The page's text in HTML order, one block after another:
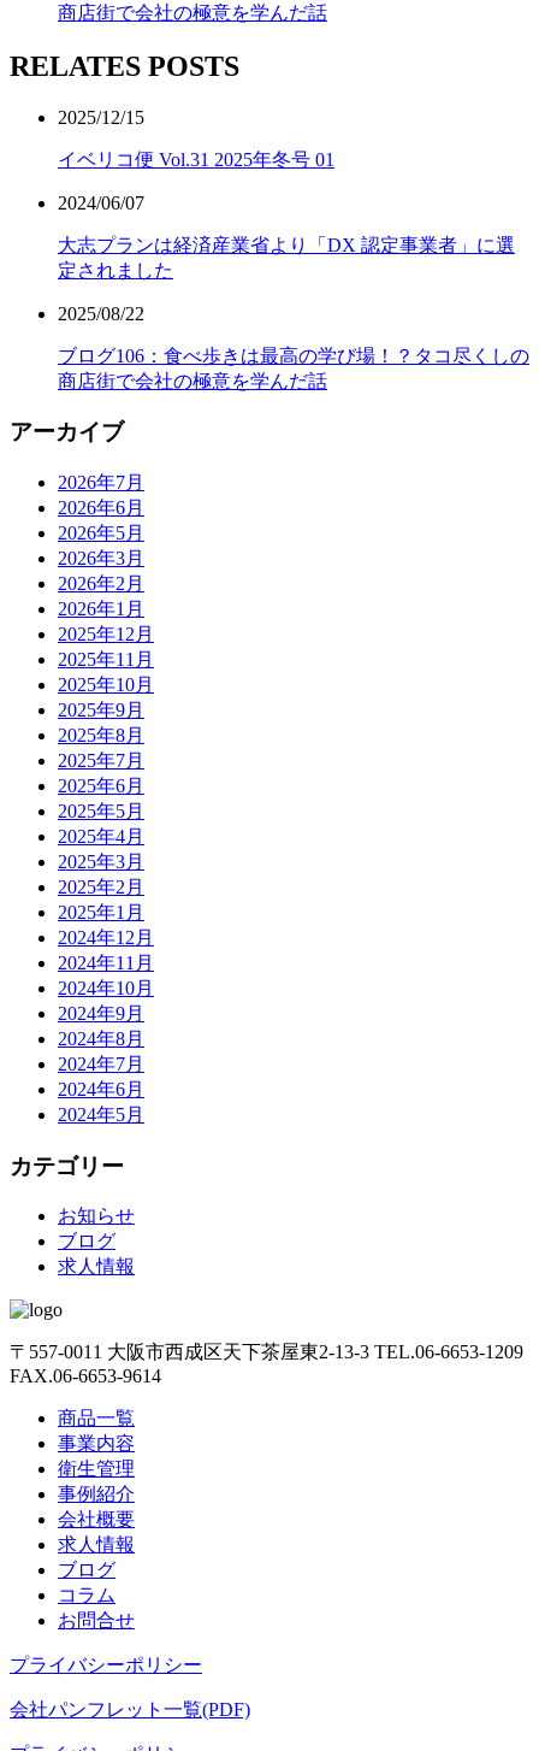
商店街で会社の極意を学んだ話
RELATES POSTS
2025/12/15
イベリコ便 Vol.31 2025年冬号 01
2024/06/07
大志プランは経済産業省より「DX 認定事業者」に選
定されました
2025/08/22
ブログ106：食べ歩きは最高の学び場！？タコ尽くしの
商店街で会社の極意を学んだ話
アーカイブ
2026年7月
2026年6月
2026年5月
2026年3月
2026年2月
2026年1月
2025年12月
2025年11月
2025年10月
2025年9月
2025年8月
2025年7月
2025年6月
2025年5月
2025年4月
2025年3月
2025年2月
2025年1月
2024年12月
2024年11月
2024年10月
2024年9月
2024年8月
2024年7月
2024年6月
2024年5月
カテゴリー
お知らせ
ブログ
求人情報
〒557-0011 大阪市西成区天下茶屋東2-13-3 TEL.06-6653-1209
FAX.06-6653-9614
商品一覧
事業内容
衛生管理
事例紹介
会社概要
求人情報
ブログ
コラム
お問合せ
プライバシーポリシー
会社パンフレット一覧(PDF)